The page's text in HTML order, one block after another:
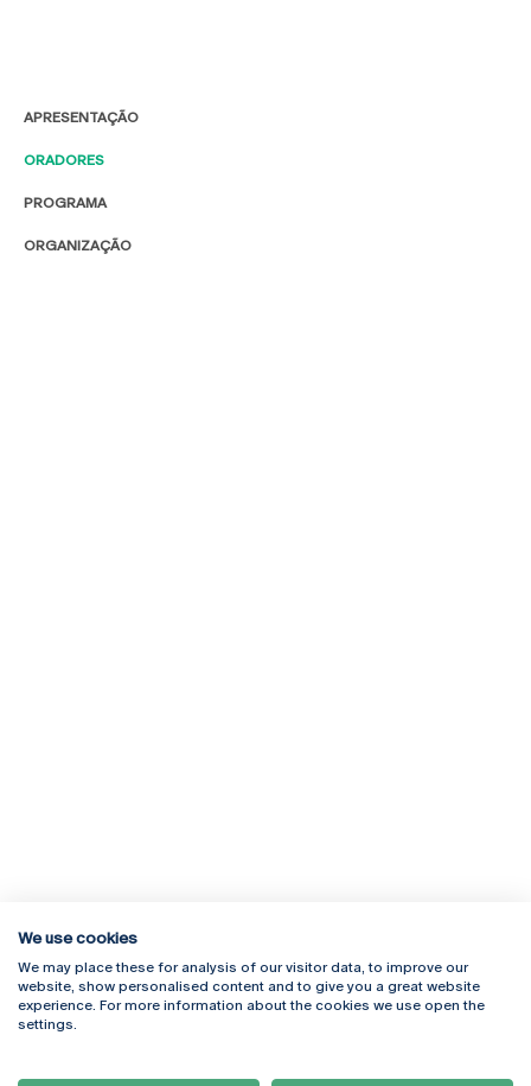
APRESENTAÇÃO
ORADORES
PROGRAMA
ORGANIZAÇÃO
Rua Diogo Botelho 1327
4169-005 Porto
+351 226 196 240
Campus Online
Webmail
We use cookies
We may place these for analysis of our visitor data, to improve our
website, show personalised content and to give you a great website
experience. For more information about the cookies we use open the
settings.